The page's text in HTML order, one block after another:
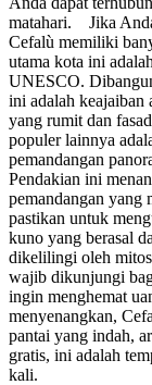
matahari. Jika
Cefalù memiliki
utama kota ini
UNESCO.
ini adalah keajaiban
yang rumit dan
populer lainnya
pemandangan
Pendakian ini
pemandangan
pastikan untuk
kuno yang berasal
dikelilingi oleh
wajib dikunjungi
ingin menghemat
menyenangkan,
pantai yang indah,
gratis, ini adalah
kali.